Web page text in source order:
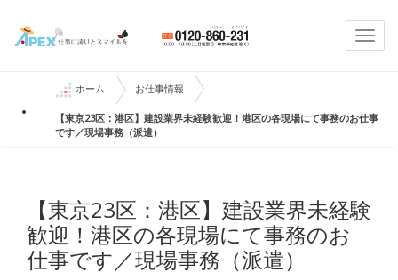
ホーム お仕事情報
【東京23区：港区】建設業界未経験歓迎！港区の各現場にて事務のお仕事
です／現場事務（派遣）
【東京23区：港区】建設業界未経験
歓迎！港区の各現場にて事務のお
仕事です／現場事務（派遣）